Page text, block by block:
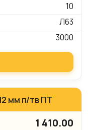
10
Л63
3000
мм п/тв ПТ
1 410.00